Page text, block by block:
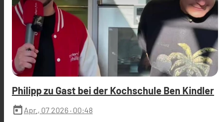
Philipp zu Gast bei der Kochschule Ben Kindler
today Apr., 07 2026 · 00:48